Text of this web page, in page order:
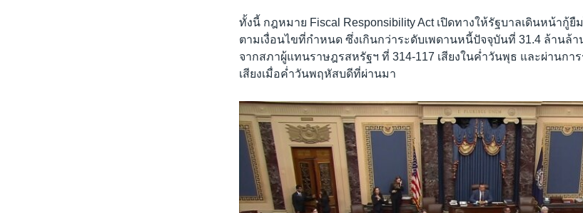
ทั้งนี้ กฎหมาย Fiscal Responsibility Act เปิดทางให้รัฐบาลเดินหน้ากู้ยื
ตามเงื่อนไขที่กำหนด ซึ่งเกินกว่าระดับเพดานหนี้ปัจจุบันที่ 31.4 ล้านล้
จากสภาผู้แทนราษฎรสหรัฐฯ ที่ 314-117 เสียงในค่ำวันพุธ และผ่านกา
เสียงเมื่อค่ำวันพฤหัสบดีที่ผ่านมา